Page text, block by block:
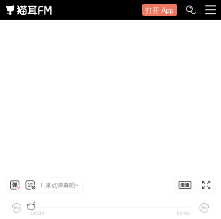
打开 App
来点弹幕吧~
00:00 00:00